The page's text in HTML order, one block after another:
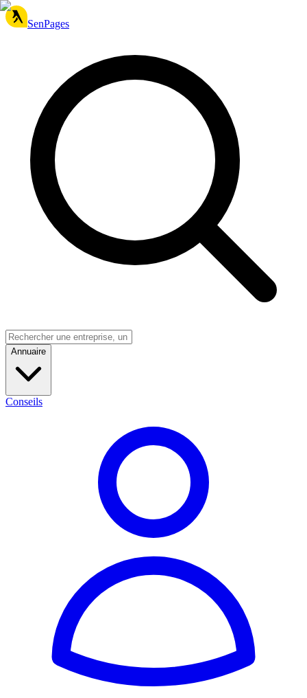
SenPages
Annuaire
Conseils